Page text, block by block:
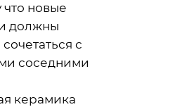
что новые
должны
с
соседними
керамика